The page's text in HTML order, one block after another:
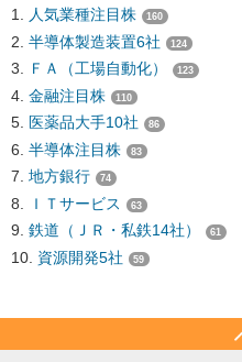
人気業種注目株 160
半導体製造装置6社 124
ＦＡ（工場自動化） 123
金融注目株 110
医薬品大手10社 86
半導体注目株 83
地方銀行 74
ＩＴサービス 63
鉄道（ＪＲ・私鉄14社） 61
資源開発5社 59